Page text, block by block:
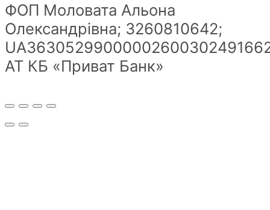
ФОП Моловата Альона
Олександрівна; 3260810642;
АТ КБ «Приват Банк»